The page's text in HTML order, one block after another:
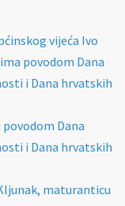
vijeća Ivo
povodom Dana
i Dana hrvatskih
Dana
i Dana hrvatskih
maturanticu